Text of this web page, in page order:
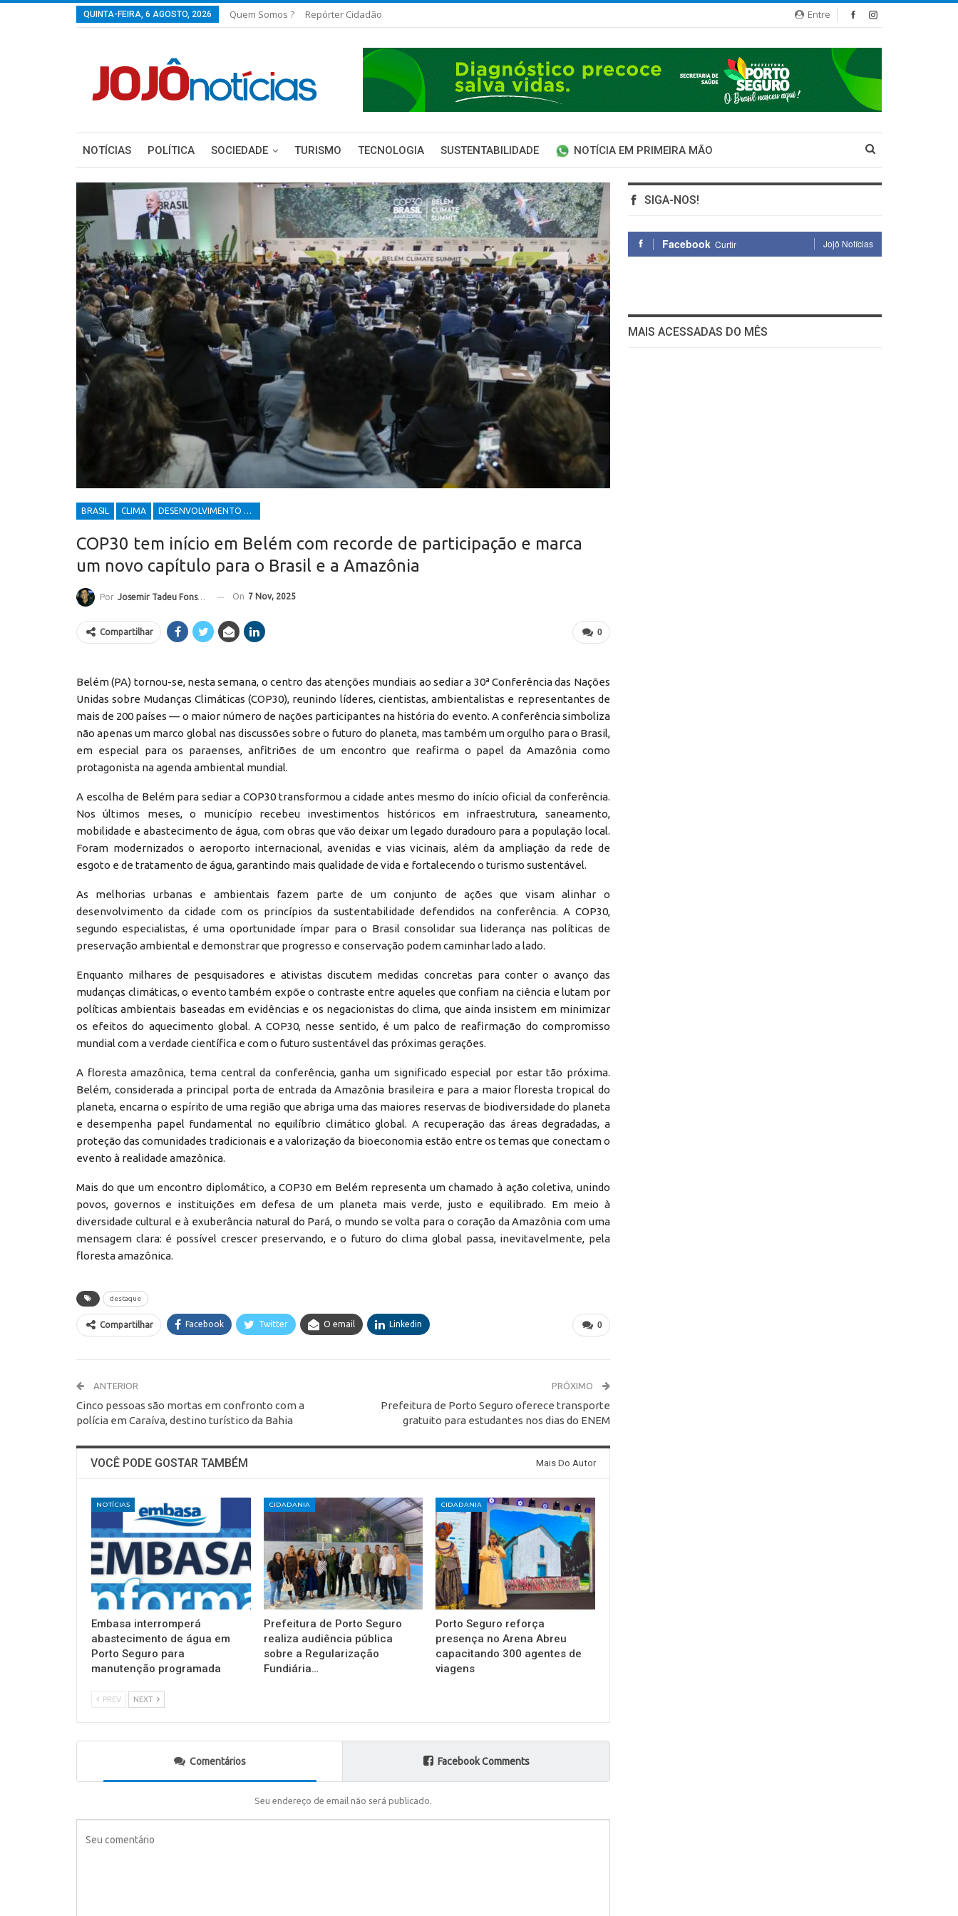
Entre
QUINTA-FEIRA, 6 AGOSTO, 2026 Quem Somos ? Repórter Cidadão
NOTÍCIAS POLÍTICA SOCIEDADE TURISMO TECNOLOGIA SUSTENTABILIDADE NOTÍCIA EM PRIMEIRA MÃO
BRASIL CLIMA DESENVOLVIMENTO ECONÔMICO E SOCIAL
COP30 tem início em Belém com recorde de participação e marca
um novo capítulo para o Brasil e a Amazônia
Por Josemir Tadeu Fonseca On 7 Nov, 2025
0
Compartilhar
Belém (PA) tornou-se, nesta semana, o centro das atenções mundiais ao sediar a 30ª Conferência das Nações
Unidas sobre Mudanças Climáticas (COP30), reunindo líderes, cientistas, ambientalistas e representantes de
mais de 200 países — o maior número de nações participantes na história do evento. A conferência simboliza
não apenas um marco global nas discussões sobre o futuro do planeta, mas também um orgulho para o Brasil,
em especial para os paraenses, anfitriões de um encontro que reafirma o papel da Amazônia como
protagonista na agenda ambiental mundial.
A escolha de Belém para sediar a COP30 transformou a cidade antes mesmo do início oficial da conferência.
Nos últimos meses, o município recebeu investimentos históricos em infraestrutura, saneamento,
mobilidade e abastecimento de água, com obras que vão deixar um legado duradouro para a população local.
Foram modernizados o aeroporto internacional, avenidas e vias vicinais, além da ampliação da rede de
esgoto e de tratamento de água, garantindo mais qualidade de vida e fortalecendo o turismo sustentável.
As melhorias urbanas e ambientais fazem parte de um conjunto de ações que visam alinhar o
desenvolvimento da cidade com os princípios da sustentabilidade defendidos na conferência. A COP30,
segundo especialistas, é uma oportunidade ímpar para o Brasil consolidar sua liderança nas políticas de
preservação ambiental e demonstrar que progresso e conservação podem caminhar lado a lado.
Enquanto milhares de pesquisadores e ativistas discutem medidas concretas para conter o avanço das
mudanças climáticas, o evento também expõe o contraste entre aqueles que confiam na ciência e lutam por
políticas ambientais baseadas em evidências e os negacionistas do clima, que ainda insistem em minimizar
os efeitos do aquecimento global. A COP30, nesse sentido, é um palco de reafirmação do compromisso
mundial com a verdade científica e com o futuro sustentável das próximas gerações.
A floresta amazônica, tema central da conferência, ganha um significado especial por estar tão próxima.
Belém, considerada a principal porta de entrada da Amazônia brasileira e para a maior floresta tropical do
planeta, encarna o espírito de uma região que abriga uma das maiores reservas de biodiversidade do planeta
e desempenha papel fundamental no equilíbrio climático global. A recuperação das áreas degradadas, a
proteção das comunidades tradicionais e a valorização da bioeconomia estão entre os temas que conectam o
evento à realidade amazônica.
Mais do que um encontro diplomático, a COP30 em Belém representa um chamado à ação coletiva, unindo
povos, governos e instituições em defesa de um planeta mais verde, justo e equilibrado. Em meio à
diversidade cultural e à exuberância natural do Pará, o mundo se volta para o coração da Amazônia com uma
mensagem clara: é possível crescer preservando, e o futuro do clima global passa, inevitavelmente, pela
floresta amazônica.
destaque
0
Compartilhar Facebook Twitter O email Linkedin
ANTERIOR
Cinco pessoas são mortas em confronto com a
polícia em Caraíva, destino turístico da Bahia
PRÓXIMO
Prefeitura de Porto Seguro oferece transporte
gratuito para estudantes nos dias do ENEM
VOCÊ PODE GOSTAR TAMBÉM Mais Do Autor
NOTÍCIAS
Embasa interromperá
abastecimento de água em
Porto Seguro para
manutenção programada
CIDADANIA
Prefeitura de Porto Seguro
realiza audiência pública
sobre a Regularização
Fundiária…
CIDADANIA
Porto Seguro reforça
presença no Arena Abreu
capacitando 300 agentes de
viagens
PREV NEXT
Comentários Facebook Comments
Seu endereço de email não será publicado.
SIGA-NOS!
Facebook Curtir Jojô Notícias
MAIS ACESSADAS DO MÊS